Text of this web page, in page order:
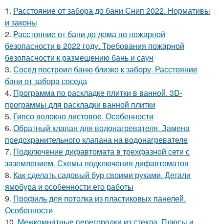
1. Расстояние от забора до бани Снип 2022. Нормативы
и законы
2. Расстояние от бани до дома по пожарной
безопасности в 2022 году. Требования пожарной
безопасности к размещению бань и саун
3. Сосед построил баню близко к забору. Расстояние
бани от забора соседа
4. Программа по раскладке плитки в ванной. 3D-
программы для раскладки ванной плитки
5. Гипсо волокно листовое. Особенности
6. Обратный клапан для водонагревателя. Замена
предохранительного клапана на водонагревателе
7. Подключение дифавтомата в трехфазной сети с
заземлением. Схемы подключения дифавтоматов
8. Как сделать садовый бур своими руками. Детали
ямобура и особенности его работы
9. Профиль для потолка из пластиковых панелей.
Особенности